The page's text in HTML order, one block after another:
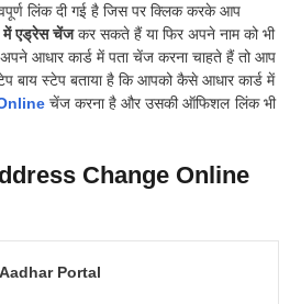
लिंक दी गई है जिस पर क्लिक करके आप
में एड्रेस चेंजकर सकते हैं या फिर अपने नाम को भी
आधार कार्ड में पता चेंज करना चाहते हैं तो आप
बाय स्टेप बताया है कि आपको कैसे आधार कार्ड में
चेंज करना है और उसकी ऑफिशल लिंक भी
Change Online
Portal